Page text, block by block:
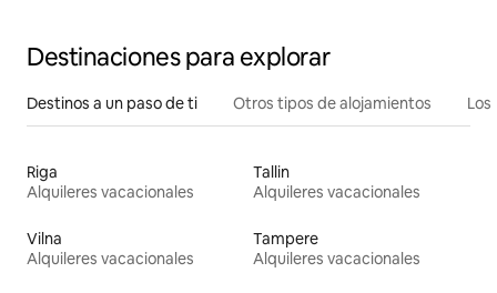
Destinaciones para explorar
Destinos a un paso de ti Otros tipos de alojamientos
Riga
Alquileres vacacionales
Tallin
Alquileres vacacionales
Vilna
Alquileres vacacionales
Tampere
Alquileres vacacionales